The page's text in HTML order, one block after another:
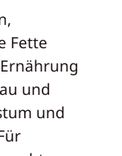
Fette
und
und